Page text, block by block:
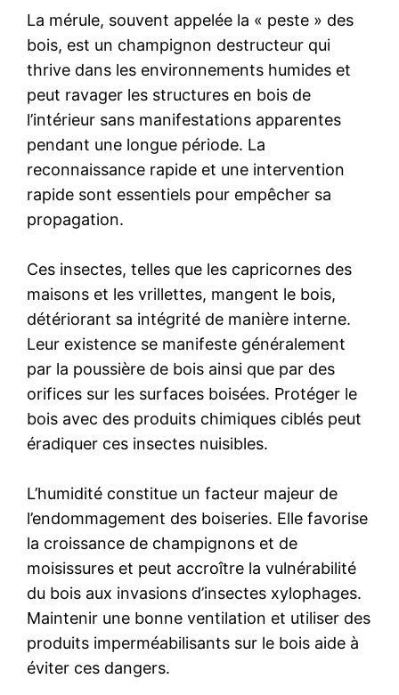
La mérule, souvent appelée la « peste » des
bois, est un champignon destructeur qui
thrive dans les environnements humides et
peut ravager les structures en bois de
l’intérieur sans manifestations apparentes
pendant une longue période. La
reconnaissance rapide et une intervention
rapide sont essentiels pour empêcher sa
propagation.
Ces insectes, telles que les capricornes des
maisons et les vrillettes, mangent le bois,
détériorant sa intégrité de manière interne.
Leur existence se manifeste généralement
par la poussière de bois ainsi que par des
orifices sur les surfaces boisées. Protéger le
bois avec des produits chimiques ciblés peut
éradiquer ces insectes nuisibles.
L’humidité constitue un facteur majeur de
l’endommagement des boiseries. Elle favorise
la croissance de champignons et de
moisissures et peut accroître la vulnérabilité
du bois aux invasions d’insectes xylophages.
Maintenir une bonne ventilation et utiliser des
produits imperméabilisants sur le bois aide à
éviter ces dangers.